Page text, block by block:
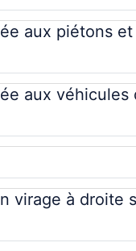
aux piétons
aux véhicules
virage à droite